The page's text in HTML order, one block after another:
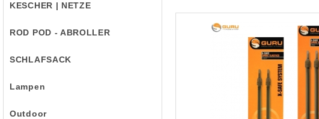
KESCHER | NETZE
ROD POD - ABROLLER
SCHLAFSACK
Lampen
Outdoor